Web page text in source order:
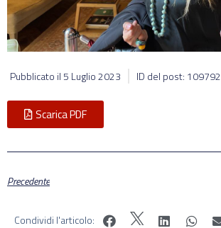
Pubblicato il 5 Luglio 2023 ID del post: 109792
Scarica PDF
Precedente
Condividi l'articolo: